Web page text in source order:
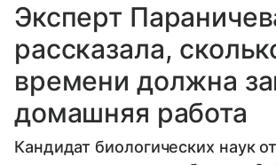
Эксперт
рассказала,
времени должна
домашняя работа
Кандидат биологических наук